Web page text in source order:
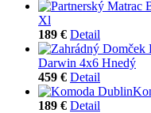
Xl
189 € Detail
Darwin 4x6 Hnedý
459 € Detail
189 € Detail